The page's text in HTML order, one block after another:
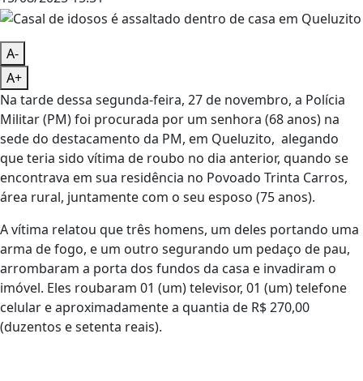
A-
A+
Na tarde dessa segunda-feira, 27 de novembro, a Polícia
Militar (PM) foi procurada por um senhora (68 anos) na
sede do destacamento da PM, em Queluzito, alegando
que teria sido vítima de roubo no dia anterior, quando se
encontrava em sua residência no Povoado Trinta Carros,
área rural, juntamente com o seu esposo (75 anos).
A vítima relatou que três homens, um deles portando uma
arma de fogo, e um outro segurando um pedaço de pau,
arrombaram a porta dos fundos da casa e invadiram o
imóvel. Eles roubaram 01 (um) televisor, 01 (um) telefone
celular e aproximadamente a quantia de R$ 270,00
(duzentos e setenta reais).